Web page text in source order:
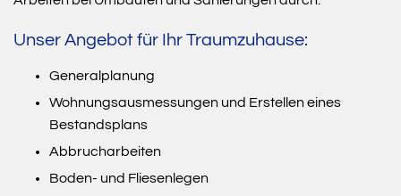
Unser Angebot für Ihr Traumzuhause:
Generalplanung
Wohnungsausmessungen und Erstellen eines
Bestandsplans
Abbrucharbeiten
Boden- und Fliesenlegen